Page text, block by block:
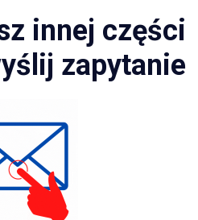
innej części
zapytanie